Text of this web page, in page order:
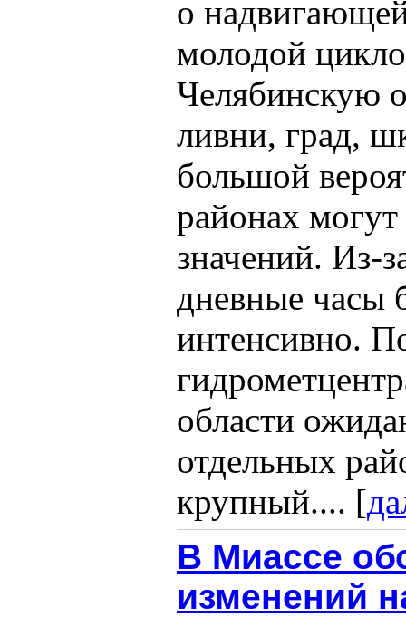
о
молодой
Челябинскую
ливни, град,
большой
районах
значений. Из-
дневные часы
интенсивно.
области
отдельных
крупный.... [
В Миассе
изменений